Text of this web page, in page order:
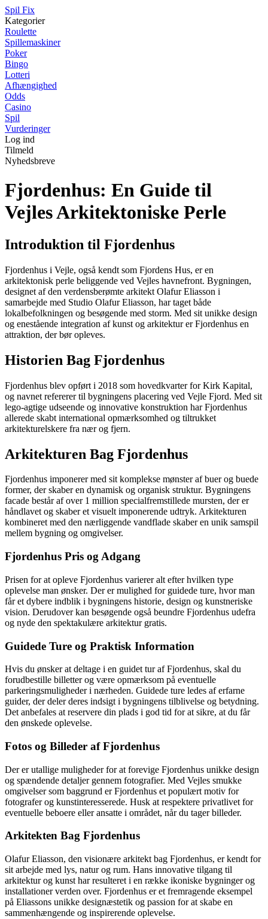
Spil Fix
Kategorier
Roulette
Spillemaskiner
Poker
Bingo
Lotteri
Afhængighed
Odds
Casino
Spil
Vurderinger
Log ind
Tilmeld
Nyhedsbreve
Fjordenhus: En Guide til
Vejles Arkitektoniske Perle
Introduktion til Fjordenhus
Fjordenhus i Vejle, også kendt som Fjordens Hus, er en
arkitektonisk perle beliggende ved Vejles havnefront. Bygningen,
designet af den verdensberømte arkitekt Olafur Eliasson i
samarbejde med Studio Olafur Eliasson, har taget både
lokalbefolkningen og besøgende med storm. Med sit unikke design
og enestående integration af kunst og arkitektur er Fjordenhus en
attraktion, der bør opleves.
Historien Bag Fjordenhus
Fjordenhus blev opført i 2018 som hovedkvarter for Kirk Kapital,
og navnet refererer til bygningens placering ved Vejle Fjord. Med sit
lego-agtige udseende og innovative konstruktion har Fjordenhus
allerede skabt international opmærksomhed og tiltrukket
arkitekturelskere fra nær og fjern.
Arkitekturen Bag Fjordenhus
Fjordenhus imponerer med sit komplekse mønster af buer og buede
former, der skaber en dynamisk og organisk struktur. Bygningens
facade består af over 1 million specialfremstillede mursten, der er
håndlavet og skaber et visuelt imponerende udtryk. Arkitekturen
kombineret med den nærliggende vandflade skaber en unik samspil
mellem bygning og omgivelser.
Fjordenhus Pris og Adgang
Prisen for at opleve Fjordenhus varierer alt efter hvilken type
oplevelse man ønsker. Der er mulighed for guidede ture, hvor man
får et dybere indblik i bygningens historie, design og kunstneriske
vision. Derudover kan besøgende også beundre Fjordenhus udefra
og nyde den spektakulære arkitektur gratis.
Guidede Ture og Praktisk Information
Hvis du ønsker at deltage i en guidet tur af Fjordenhus, skal du
forudbestille billetter og være opmærksom på eventuelle
parkeringsmuligheder i nærheden. Guidede ture ledes af erfarne
guider, der deler deres indsigt i bygningens tilblivelse og betydning.
Det anbefales at reservere din plads i god tid for at sikre, at du får
den ønskede oplevelse.
Fotos og Billeder af Fjordenhus
Der er utallige muligheder for at forevige Fjordenhus unikke design
og spændende detaljer gennem fotografier. Med Vejles smukke
omgivelser som baggrund er Fjordenhus et populært motiv for
fotografer og kunstinteresserede. Husk at respektere privatlivet for
eventuelle beboere eller ansatte i området, når du tager billeder.
Arkitekten Bag Fjordenhus
Olafur Eliasson, den visionære arkitekt bag Fjordenhus, er kendt for
sit arbejde med lys, natur og rum. Hans innovative tilgang til
arkitektur og kunst har resulteret i en række ikoniske bygninger og
installationer verden over. Fjordenhus er et fremragende eksempel
på Eliassons unikke designæstetik og passion for at skabe en
sammenhængende og inspirerende oplevelse.